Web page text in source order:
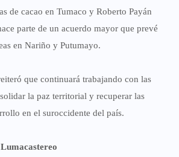
de cacao en Tumaco y Roberto Payán
parte de un acuerdo mayor que prevé
en Nariño y Putumayo.
que continuará trabajando con las
la paz territorial y recuperar las
en el suroccidente del país.